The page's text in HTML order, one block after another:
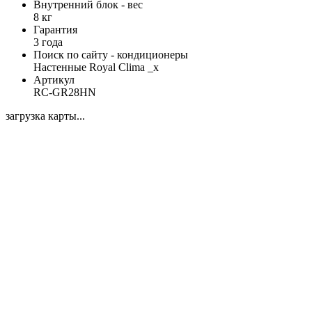
Внутренний блок - вес
8 кг
Гарантия
3 года
Поиск по сайту - кондиционеры
Настенные Royal Clima _x
Артикул
RC-GR28HN
загрузка карты...